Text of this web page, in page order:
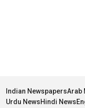
Indian NewspapersArab
Urdu NewsHindi News